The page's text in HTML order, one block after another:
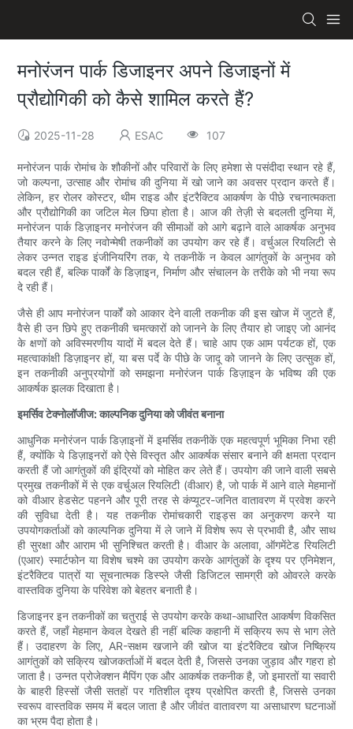
मनोरंजन पार्क डिजाइनर अपने डिजाइनों में
प्रौद्योगिकी को कैसे शामिल करते हैं?
2025-11-28 ESAC 107
मनोरंजन पार्क रोमांच के शौकीनों और परिवारों के लिए हमेशा से पसंदीदा स्थान रहे हैं,
जो कल्पना, उत्साह और रोमांच की दुनिया में खो जाने का अवसर प्रदान करते हैं।
लेकिन, हर रोलर कोस्टर, थीम राइड और इंटरैक्टिव आकर्षण के पीछे रचनात्मकता
और प्रौद्योगिकी का जटिल मेल छिपा होता है। आज की तेज़ी से बदलती दुनिया में,
मनोरंजन पार्क डिज़ाइनर मनोरंजन की सीमाओं को आगे बढ़ाने वाले आकर्षक अनुभव
तैयार करने के लिए नवोन्मेषी तकनीकों का उपयोग कर रहे हैं। वर्चुअल रियलिटी से
लेकर उन्नत राइड इंजीनियरिंग तक, ये तकनीकें न केवल आगंतुकों के अनुभव को
बदल रही हैं, बल्कि पार्कों के डिज़ाइन, निर्माण और संचालन के तरीके को भी नया रूप
दे रही हैं।
जैसे ही आप मनोरंजन पार्कों को आकार देने वाली तकनीक की इस खोज में जुटते हैं,
वैसे ही उन छिपे हुए तकनीकी चमत्कारों को जानने के लिए तैयार हो जाइए जो आनंद
के क्षणों को अविस्मरणीय यादों में बदल देते हैं। चाहे आप एक आम पर्यटक हों, एक
महत्वाकांक्षी डिज़ाइनर हों, या बस पर्दे के पीछे के जादू को जानने के लिए उत्सुक हों,
इन तकनीकी अनुप्रयोगों को समझना मनोरंजन पार्क डिज़ाइन के भविष्य की एक
आकर्षक झलक दिखाता है।
इमर्सिव टेक्नोलॉजीज: काल्पनिक दुनिया को जीवंत बनाना
आधुनिक मनोरंजन पार्क डिज़ाइनों में इमर्सिव तकनीकें एक महत्वपूर्ण भूमिका निभा रही
हैं, क्योंकि ये डिज़ाइनरों को ऐसे विस्तृत और आकर्षक संसार बनाने की क्षमता प्रदान
करती हैं जो आगंतुकों की इंद्रियों को मोहित कर लेते हैं। उपयोग की जाने वाली सबसे
प्रमुख तकनीकों में से एक वर्चुअल रियलिटी (वीआर) है, जो पार्क में आने वाले मेहमानों
को वीआर हेडसेट पहनने और पूरी तरह से कंप्यूटर-जनित वातावरण में प्रवेश करने
की सुविधा देती है। यह तकनीक रोमांचकारी राइड्स का अनुकरण करने या
उपयोगकर्ताओं को काल्पनिक दुनिया में ले जाने में विशेष रूप से प्रभावी है, और साथ
ही सुरक्षा और आराम भी सुनिश्चित करती है। वीआर के अलावा, ऑगमेंटेड रियलिटी
(एआर) स्मार्टफोन या विशेष चश्मे का उपयोग करके आगंतुकों के दृश्य पर एनिमेशन,
इंटरैक्टिव पात्रों या सूचनात्मक डिस्प्ले जैसी डिजिटल सामग्री को ओवरले करके
वास्तविक दुनिया के परिवेश को बेहतर बनाती है।
डिजाइनर इन तकनीकों का चतुराई से उपयोग करके कथा-आधारित आकर्षण विकसित
करते हैं, जहाँ मेहमान केवल देखते ही नहीं बल्कि कहानी में सक्रिय रूप से भाग लेते
हैं। उदाहरण के लिए, AR-सक्षम खजाने की खोज या इंटरैक्टिव खोज निष्क्रिय
आगंतुकों को सक्रिय खोजकर्ताओं में बदल देती है, जिससे उनका जुड़ाव और गहरा हो
जाता है। उन्नत प्रोजेक्शन मैपिंग एक और आकर्षक तकनीक है, जो इमारतों या सवारी
के बाहरी हिस्सों जैसी सतहों पर गतिशील दृश्य प्रक्षेपित करती है, जिससे उनका
स्वरूप वास्तविक समय में बदल जाता है और जीवंत वातावरण या असाधारण घटनाओं
का भ्रम पैदा होता है।